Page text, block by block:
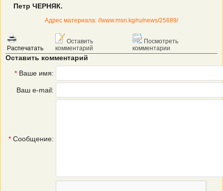
Петр ЧЕРНЯК.
Адрес материала: //www.msn.kg/ru/news/25689/
Распечатать
Оставить
комментарий
Посмотреть
комментарии
Оставить комментарий
* Ваше имя:
Ваш e-mail:
* Сообщение: